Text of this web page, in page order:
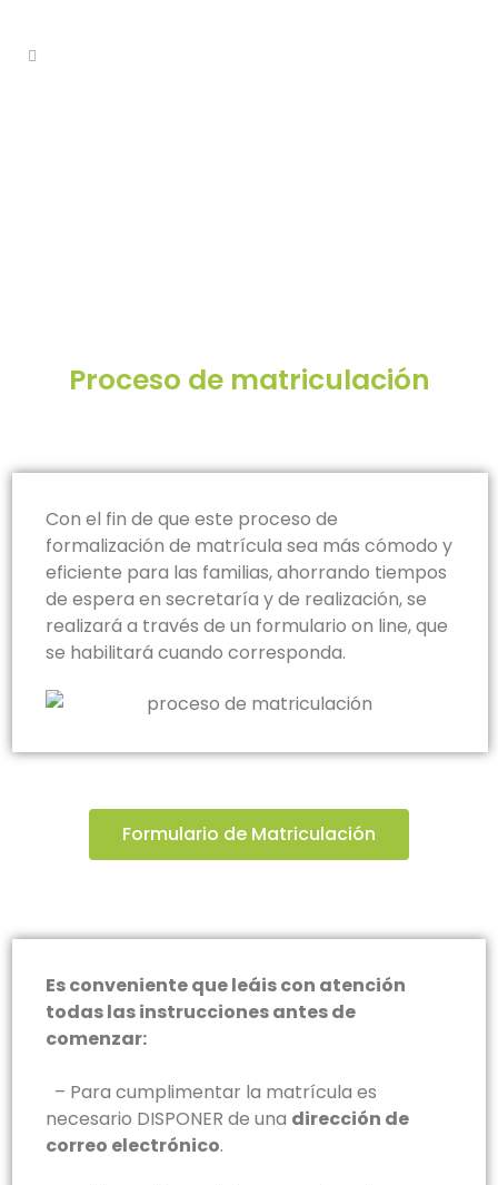
Proceso de matriculación
Con el fin de que este proceso de
formalización de matrícula sea más cómodo y
eficiente para las familias, ahorrando tiempos
de espera en secretaría y de realización, se
realizará a través de un formulario on line, que
se habilitará cuando corresponda.
Formulario de Matriculación
Es conveniente que leáis con atención
todas las instrucciones antes de
comenzar:
– Para cumplimentar la matrícula es
necesario DISPONER de una dirección de
correo electrónico.